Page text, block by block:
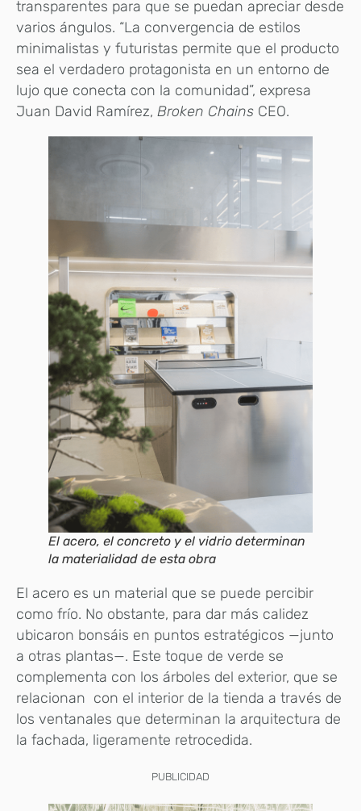
transparentes para que se puedan apreciar desde
varios ángulos. “La convergencia de estilos
minimalistas y futuristas permite que el producto
sea el verdadero protagonista en un entorno de
lujo que conecta con la comunidad”, expresa
Juan David Ramírez, Broken Chains CEO.
El acero, el concreto y el vidrio determinan
la materialidad de esta obra
El acero es un material que se puede percibir
como frío. No obstante, para dar más calidez
ubicaron bonsáis en puntos estratégicos —junto
a otras plantas—. Este toque de verde se
complementa con los árboles del exterior, que se
relacionan con el interior de la tienda a través de
los ventanales que determinan la arquitectura de
la fachada, ligeramente retrocedida.
PUBLICIDAD